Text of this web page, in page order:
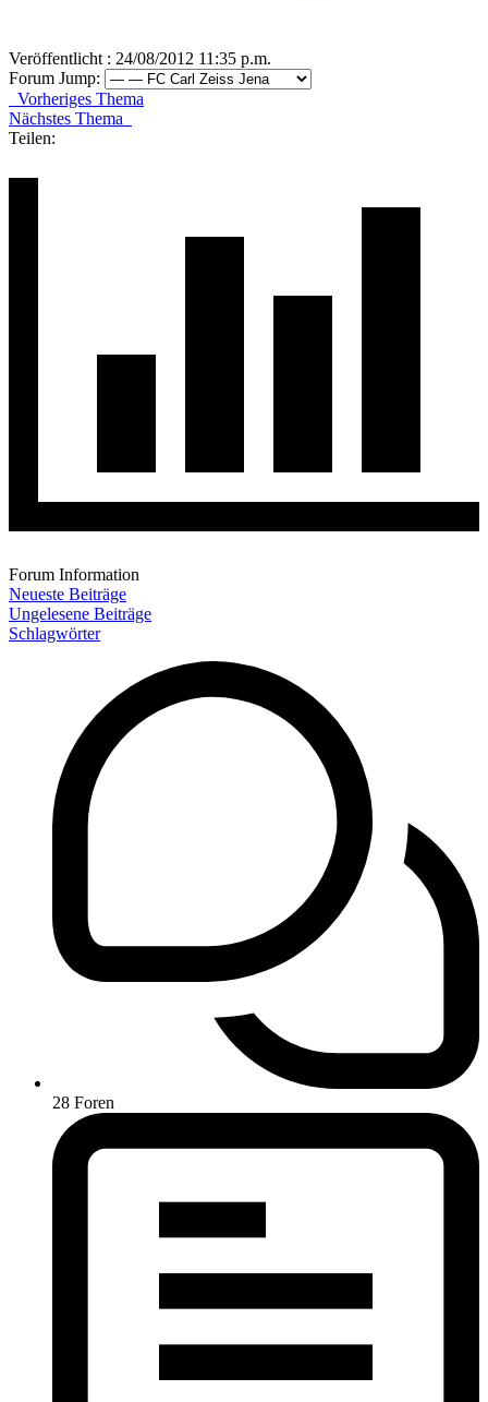
Veröffentlicht : 24/08/2012 11:35 p.m.
Forum Jump:
Vorheriges Thema
Nächstes Thema
Teilen:
Forum Information
Neueste Beiträge
Ungelesene Beiträge
Schlagwörter
28 Foren